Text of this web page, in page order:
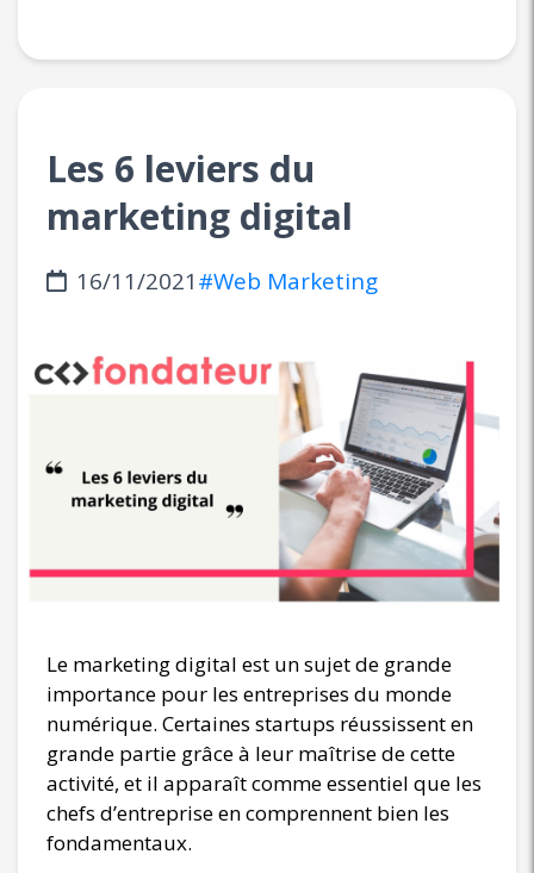
Les 6 leviers du
marketing digital
16/11/2021#Web Marketing
Le marketing digital est un sujet de grande
importance pour les entreprises du monde
numérique. Certaines startups réussissent en
grande partie grâce à leur maîtrise de cette
activité, et il apparaît comme essentiel que les
chefs d’entreprise en comprennent bien les
fondamentaux.